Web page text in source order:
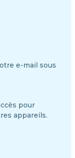
e-mail sous
pour
appareils.